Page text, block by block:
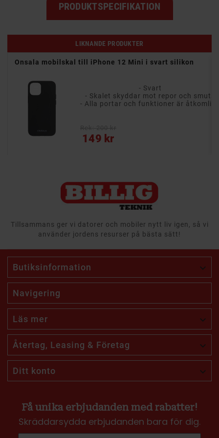
PRODUKTSPECIFIKATION
LIKNANDE PRODUKTER
Onsala mobilskal till iPhone 12 Mini i svart silikon
- Svart
- Skalet skyddar mot repor och smuts
- Alla portar och funktioner är
149 kr
Pris
Tillsammans ger vi datorer och mobiler nytt liv igen, så vi
använder jordens resurser på bästa sätt!
Butiksinformation 
Navigering
Läs mer 
Återtag, Leasing & Företag 
Ditt konto 
Få unika erbjudanden med rabatter!
Skräddarsydda erbjudanden bara för dig.